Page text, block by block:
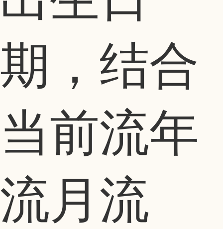
期，结合
当前流年
流月流